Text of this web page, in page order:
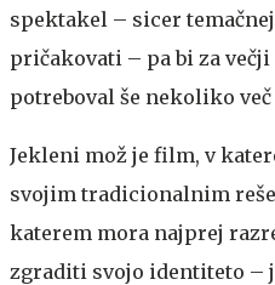
spektakel – sicer
pričakovati – pa bi za
potreboval še nekoliko
Jekleni mož je film, v
svojim tradicionalnim
katerem mora najprej
zgraditi svojo identiteto –